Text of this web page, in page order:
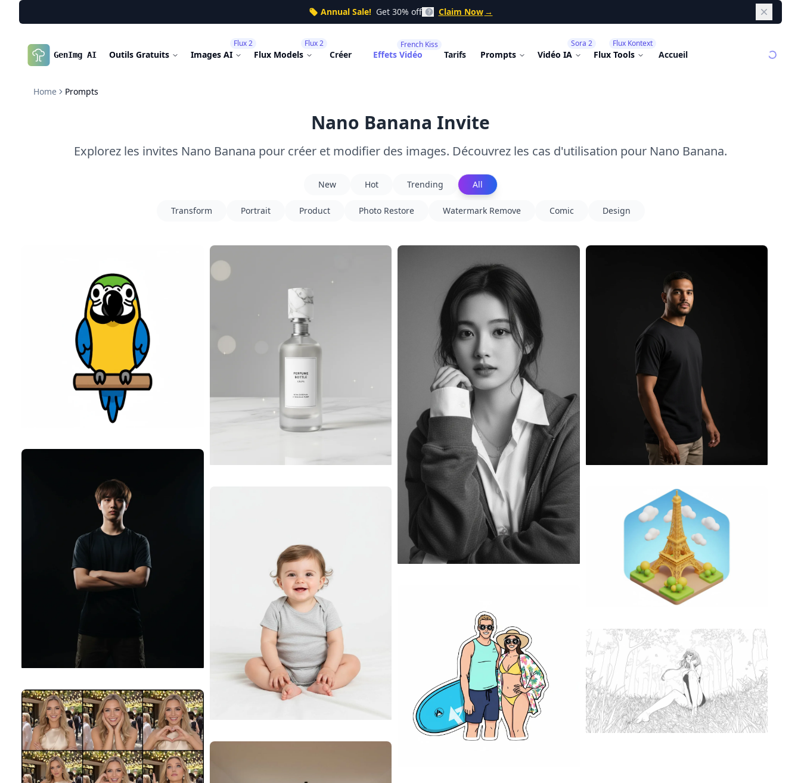
Annual Sale! Get 30% off Claim Now → Dismiss
GenImg AI Outils Gratuits Images AI
Flux 2
Flux Models
Flux 2
Créer Effets Vidéo
French Kiss
Tarifs Prompts Vidéo IA
Sora 2
Flux Tools
Flux Kontext
Accueil
Home Prompts
Nano Banana Invite
Explorez les invites Nano Banana pour créer et modifier des images. Découvrez les cas d'utilisation pour Nano Banana.
New Hot Trending All
Transform Portrait Product Photo Restore Watermark Remove Comic Design